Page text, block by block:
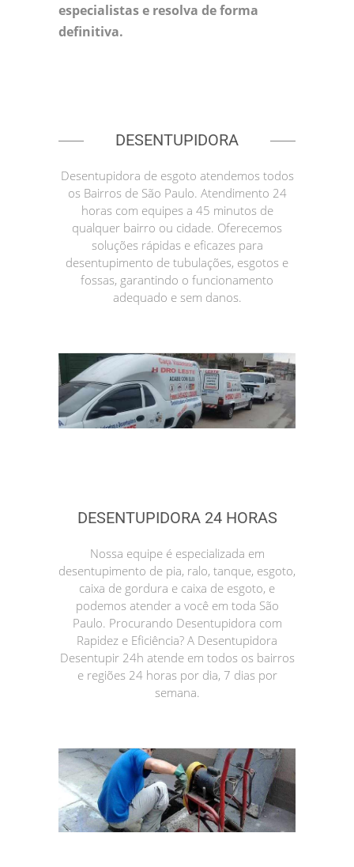
especialistas e resolva de forma
definitiva.
DESENTUPIDORA
Desentupidora de esgoto atendemos todos
os Bairros de São Paulo. Atendimento 24
horas com equipes a 45 minutos de
qualquer bairro ou cidade. Oferecemos
soluções rápidas e eficazes para
desentupimento de tubulações, esgotos e
fossas, garantindo o funcionamento
adequado e sem danos.
DESENTUPIDORA 24 HORAS
Nossa equipe é especializada em
desentupimento de pia, ralo, tanque, esgoto,
caixa de gordura e caixa de esgoto, e
podemos atender a você em toda São
Paulo. Procurando Desentupidora com
Rapidez e Eficiência? A Desentupidora
Desentupir 24h atende em todos os bairros
e regiões 24 horas por dia, 7 dias por
semana.